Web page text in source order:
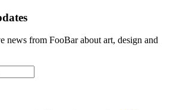
news from FooBar about art, design and